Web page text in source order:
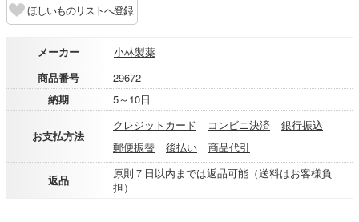
ほしいものリストへ登録
メーカー
小林製薬
商品番号
29672
納期
5～10日
お支払方法
クレジットカード コンビニ決済
銀行振込
郵便振替
後払い 商品代引
返品
原則７日以内までは返品可能（送料はお客様負
担）